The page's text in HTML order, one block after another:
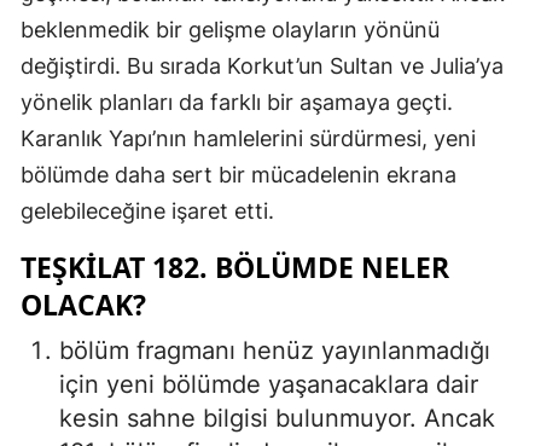
beklenmedik bir gelişme olayların yönünü
değiştirdi. Bu sırada Korkut’un Sultan ve Julia’ya
yönelik planları da farklı bir aşamaya geçti.
Karanlık Yapı’nın hamlelerini sürdürmesi, yeni
bölümde daha sert bir mücadelenin ekrana
gelebileceğine işaret etti.
TEŞKILAT 182. BÖLÜMDE NELER
OLACAK?
bölüm fragmanı henüz yayınlanmadığı
için yeni bölümde yaşanacaklara dair
kesin sahne bilgisi bulunmuyor. Ancak